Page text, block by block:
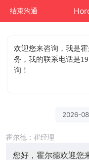
结束沟通
欢迎您来咨询 ，我是
务，我的联系电话是
询！
2026-
霍尔德：崔经理
您好，霍尔德欢迎您